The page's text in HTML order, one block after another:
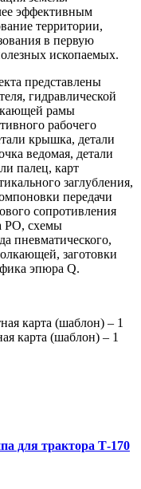
эффективным
территории,
в первую
ископаемых.
представлены
гидравлической
рамы
рабочего
крышка, детали
ведомая, детали
палец, карт
заглубления,
передачи
сопротивления
РО, схемы
пневматического,
заготовки
эпюра Q.
карта (шаблон) – 1
карта (шаблон) – 1
для трактора Т-170